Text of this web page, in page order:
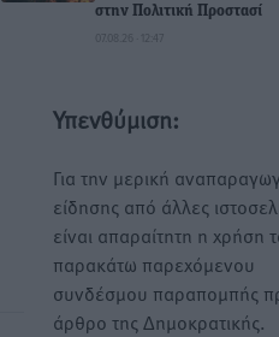
στην Πολιτική Προστασί
07.08.26 · 12:47
Υπενθύμιση:
Για την μερική
είδησης από άλλες
είναι απαραίτητη η χρήση
παρακάτω παρεχόμενου
συνδέσμου παραπομπής
άρθρο της Δημοκρατικής.